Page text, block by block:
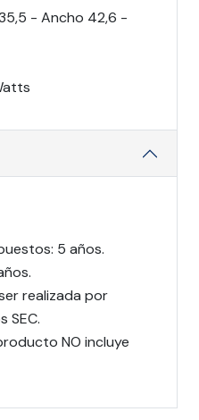
- Ancho 42,6 -
5 años.
realizada por
SEC.
NO incluye